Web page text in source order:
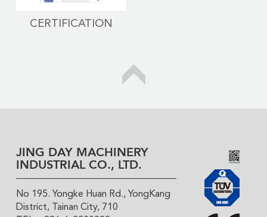
CERTIFICATION
JING DAY MACHINERY
INDUSTRIAL CO., LTD.
No 195. Yongke Huan Rd., YongKang
District, Tainan City, 710